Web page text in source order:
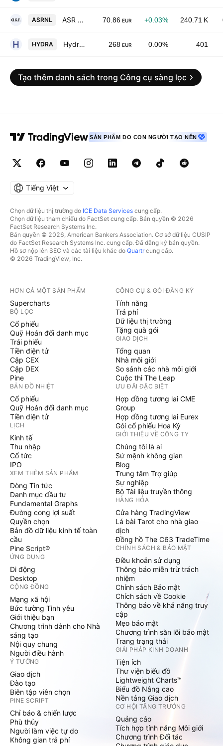
ASRNL ASR Nederland N.V. 70.86 EUR +0.03% 240.71 K
HYDRA Hydratec Industries NV 268 EUR 0.00% 401
Tạo thêm danh sách trong Công cụ sàng lọc
SẢN PHẨM DO CON NGƯỜI TẠO NÊN
Tiếng Việt
Chọn dữ liệu thị trường do ICE Data Services cung cấp.
Chọn dữ liệu tham chiếu do FactSet cung cấp. Bản quyền © 2026
FactSet Research Systems Inc.
Bản quyền © 2026, American Bankers Association. Cơ sở dữ liệu CUSIP
do FactSet Research Systems Inc. cung cấp. Đã đăng ký bản quyền.
Hồ sơ nộp lên SEC và các tài liệu khác do Quartrcung cấp.
© 2026 TradingView, Inc.
HƠN CẢ MỘT SẢN PHẨM
Supercharts
BỘ LỌC
Cổ phiếu
Quỹ Hoán đổi danh mục
Trái phiếu
Tiền điện tử
Cặp CEX
Cặp DEX
Pine
BẢN ĐỒ NHIỆT
Cổ phiếu
Quỹ Hoán đổi danh mục
Tiền điện tử
LỊCH
Kinh tế
Thu nhập
Cổ tức
IPO
XEM THÊM SẢN PHẨM
Dòng Tin tức
Danh mục đầu tư
Fundamental Graphs
Đường cong lợi suất
Quyền chọn
Bản đồ dữ liệu kinh tế toàn
cầu
Pine Script®
ỨNG DỤNG
Di động
Desktop
CỘNG ĐỒNG
Mạng xã hội
Bức tường Tình yêu
Giới thiệu bạn
Chương trình dành cho Nhà
sáng tạo
Nội quy chung
Người điều hành
Ý TƯỞNG
Giao dịch
Đào tạo
Biên tập viên chọn
PINE SCRIPT
Chỉ báo & chiến lược
Phù thủy
Người làm việc tự do
Không gian trả phí
CÔNG CỤ & GÓI ĐĂNG KÝ
Tính năng
Trả phí
Dữ liệu thị trường
Tặng quà gói
GIAO DỊCH
Tổng quan
Nhà môi giới
So sánh các nhà môi giới
Cuộc thi The Leap
ƯU ĐÃI ĐẶC BIỆT
Hợp đồng tương lai CME
Group
Hợp đồng tương lai Eurex
Gói cổ phiếu Hoa Kỳ
GIỚI THIỆU VỀ CÔNG TY
Chúng tôi là ai
Sứ mệnh không gian
Blog
Trung tâm Trợ giúp
Sự nghiệp
Bộ Tài liệu truyền thông
HÀNG HÓA
Cửa hàng TradingView
Lá bài Tarot cho nhà giao
dịch
Đồng hồ The C63 TradeTime
CHÍNH SÁCH & BẢO MẬT
Điều khoản sử dụng
Thông báo miễn trừ trách
nhiệm
Chính sách Bảo mật
Chích sách về Cookie
Thông báo về khả năng truy
cập
Mẹo bảo mật
Chương trình săn lỗi bảo mật
Trang trạng thái
GIẢI PHÁP KINH DOANH
Tiện ích
Thư viện biểu đồ
Lightweight Charts™
Biểu đồ Nâng cao
Nền tảng Giao dịch
CƠ HỘI TĂNG TRƯỞNG
Quảng cáo
Tích hợp tính năng Môi giới
Chương trình Đối tác